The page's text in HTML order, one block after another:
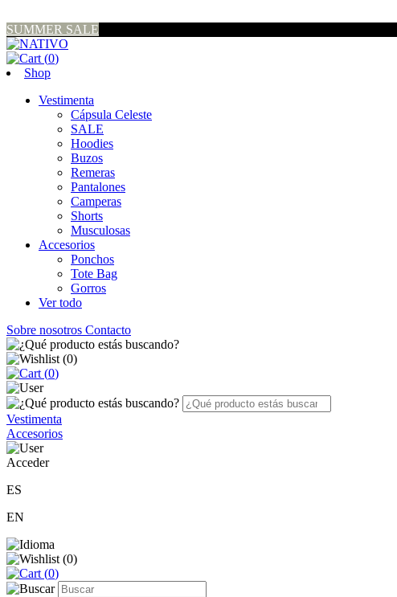
SUMMER SALE
(0)
Shop
Vestimenta
Cápsula Celeste
SALE
Hoodies
Buzos
Remeras
Pantalones
Camperas
Shorts
Musculosas
Accesorios
Ponchos
Tote Bag
Gorros
Ver todo
Sobre nosotros Contacto
(0)
(0)
Vestimenta
Accesorios
Acceder
ES
EN
(0)
(0)